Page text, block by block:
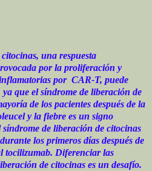
una respuesta
por la proliferación y
por CAR-T, puede
que el síndrome de liberación de
de los pacientes después de la
y la fiebre es un signo
de liberación de citocinas
los primeros días después de
tocilizumab. Diferenciar las
de citocinas es un desafío.